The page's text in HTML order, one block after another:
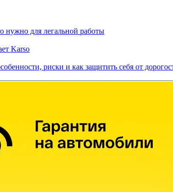
нужно для легальной работы
Karso
риски и как защитить себя от